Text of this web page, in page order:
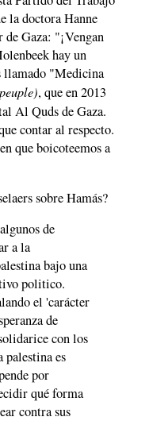
la doctora Hanne
de Gaza: "¡Vengan
hay un
llamado "Medicina
, que en 2013
Al Quds de Gaza.
contar al respecto.
que boicoteemos a
sobre Hamás?
de
a la
bajo una
politico.
el 'carácter
de
con los
palestina es
por
qué forma
contra sus